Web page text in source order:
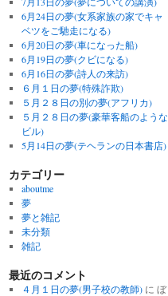
6月24日の夢(女系家族の家でキャ
ベツをご馳走になる)
6月20日の夢(車になった船)
6月19日の夢(クビになる)
6月16日の夢(詩人の来訪)
６月１日の夢(特殊詐欺)
５月２８日の別の夢(アフリカ)
５月２８日の夢(豪華客船のような
ビル)
5月14日の夢(テヘランの日本書店)
カテゴリー
aboutme
夢
夢と雑記
未分類
雑記
最近のコメント
４月１日の夢(男子校の教師)に ぼ